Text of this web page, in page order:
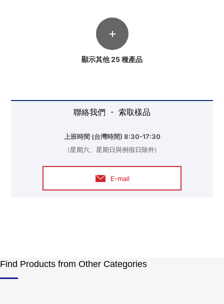
顯示其他 25 種產品
聯絡我們 ・ 索取樣品
上班時間 (台灣時間) 8:30-17:30
(星期六、星期日與例假日除外)
E-mail
Find Products from Other Categories